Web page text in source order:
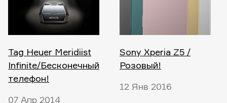
Tag Heuer Meridiist
Infinite/Бесконечный
телефон!
07 Апр 2014
Sony Xperia Z5 /
Розовый!
12 Янв 2016